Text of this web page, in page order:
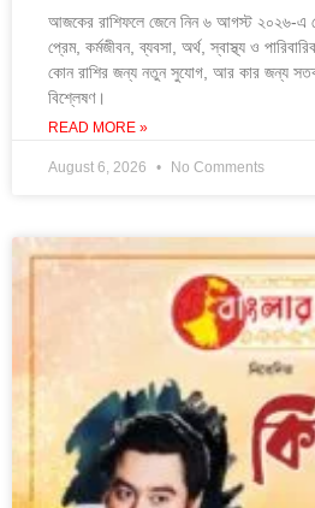
আজকের রাশিফলে জেনে নিন ৬ আগস্ট ২০২৬-এ
প্রেম, কর্মজীবন, ব্যবসা, অর্থ, স্বাস্থ্য ও
কোন রাশির জন্য নতুন সুযোগ, আর কার জন্য
বিশ্লেষণ।
READ MORE »
August 6, 2026 No Comments